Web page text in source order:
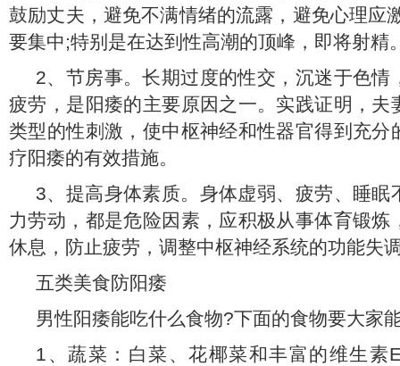
鼓励丈夫，避免不满情绪的流露，避免心理应
要集中;特别是在达到性高潮的顶峰，即将射精
2、节房事。长期过度的性交，沉迷于色情
疲劳，是阳痿的主要原因之一。实践证明，夫
类型的性刺激，使中枢神经和性器官得到充分
疗阳痿的有效措施。
3、提高身体素质。身体虚弱、疲劳、睡眠
力劳动，都是危险因素，应积极从事体育锻炼
休息，防止疲劳，调整中枢神经系统的功能失
五类美食防阳痿
男性阳痿能吃什么食物?下面的食物要大家
1、蔬菜：白菜、花椰菜和丰富的维生素